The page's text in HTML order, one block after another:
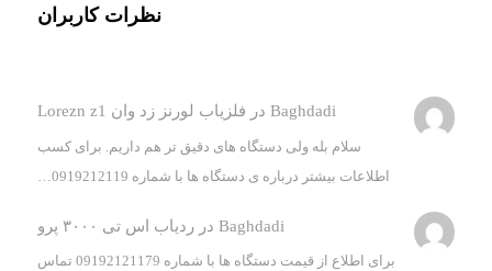
نظرات کاربران
Baghdadi در فلزیاب لورنز زد وان Lorezn z1
سلام بله ولی دستگاه های دقیق تر هم داریم. برای کسب
اطلاعات بیشتر درباره ی دستگاه ها با شماره 0919212119…
Baghdadi درردیاب اس تی ۳۰۰۰ پرو
برای اطلاع از قیمت دستگاه ها با شماره 09192121179 تماس